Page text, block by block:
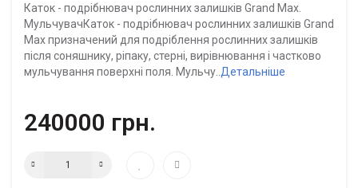
Каток - подрібнювач рослинних залишків Grand Max.
МульчувачКаток - подрібнювач рослинних залишків Grand
Max призначений для подріблення рослинних залишків
після соняшнику, ріпаку, стерні, вирівнювання і частково
мульчування поверхні поля. Мульчу.. Детальніше
240000 грн.